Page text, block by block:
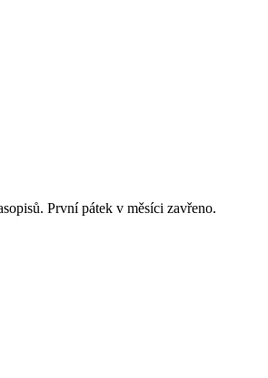
První pátek v měsíci zavřeno.